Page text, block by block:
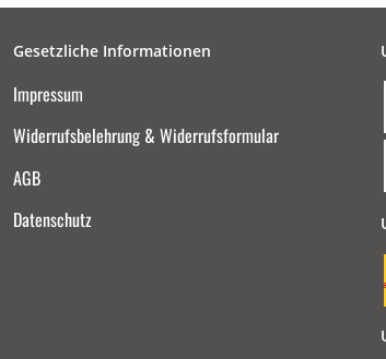
Gesetzliche Informationen
Impressum
Widerrufsbelehrung & Widerrufsformular
AGB
Datenschutz